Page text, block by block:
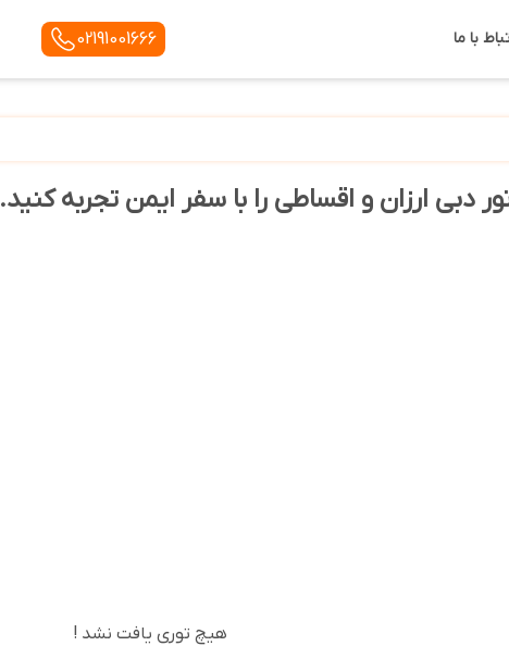
با ما 02191001666
دبی ارزان و اقساطی را با سفر ایمن تجربه کنید.
هیچ توری یافت نشد !